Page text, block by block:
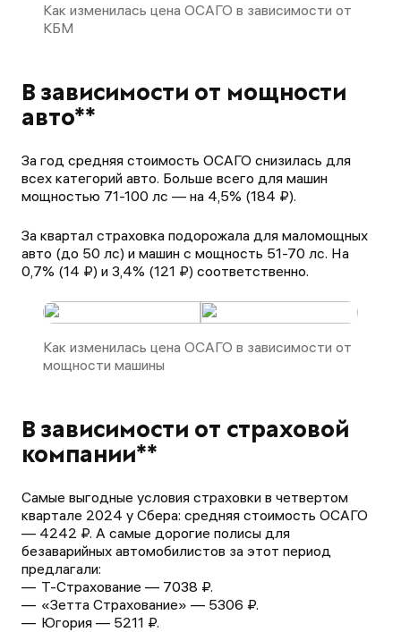
Как изменилась цена ОСАГО в зависимости от
КБМ
В зависимости от мощности
авто**
За год средняя стоимость ОСАГО снизилась для
всех категорий авто. Больше всего для машин
мощностью 71-100 лс — на 4,5% (184 ₽).
За квартал страховка подорожала для маломощных
авто (до 50 лс) и машин с мощность 51-70 лс. На
0,7% (14 ₽) и 3,4% (121 ₽) соответственно.
Как изменилась цена ОСАГО в зависимости от
мощности машины
В зависимости от страховой
компании**
Самые выгодные условия страховки в четвертом
квартале 2024 у Сбера: средняя стоимость ОСАГО
— 4242 ₽. А самые дорогие полисы для
безаварийных автомобилистов за этот период
предлагали:
Т-Страхование — 7038 ₽.
«Зетта Страхование» — 5306 ₽.
Югория — 5211 ₽.